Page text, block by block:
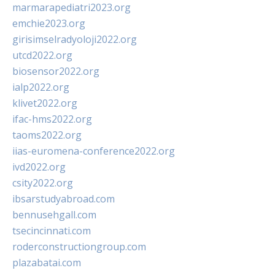
marmarapediatri2023.org
emchie2023.org
girisimselradyoloji2022.org
utcd2022.org
biosensor2022.org
ialp2022.org
klivet2022.org
ifac-hms2022.org
taoms2022.org
iias-euromena-conference2022.org
ivd2022.org
csity2022.org
ibsarstudyabroad.com
bennusehgall.com
tsecincinnati.com
roderconstructiongroup.com
plazabatai.com